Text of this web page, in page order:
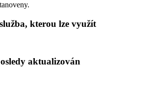
kterou lze využít
aktualizován